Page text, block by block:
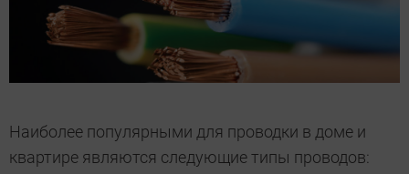
Наиболее популярными для проводки в доме и
квартире являются следующие типы проводов: